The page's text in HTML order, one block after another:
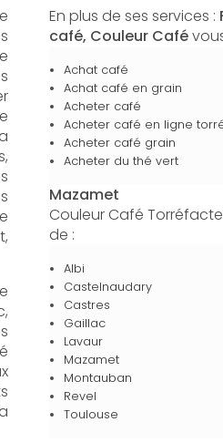
En plus de ses services :
café, Couleur Café
Achat café
Achat café en grain
Acheter café
Acheter café en ligne
Acheter café grain
Acheter du thé vert
Mazamet
Couleur Café
de :
Albi
Castelnaudary
Castres
Gaillac
Lavaur
Mazamet
Montauban
Revel
Toulouse